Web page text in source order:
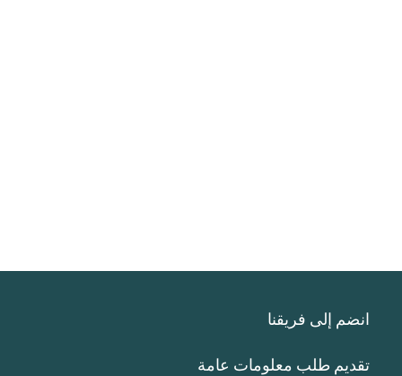
انضم إلى فريقنا
تقديم طلب معلومات عامة